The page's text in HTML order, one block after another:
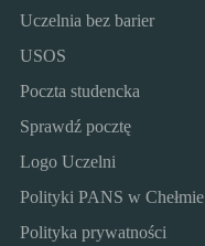
Uczelnia bez barier
USOS
Poczta studencka
Sprawdź pocztę
Logo Uczelni
Polityki PANS w Chełmie
Polityka prywatności